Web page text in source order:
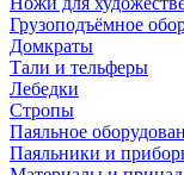
Грузоподъёмное
Домкраты
Тали и тельферы
Лебедки
Стропы
Паяльное
Паяльники и